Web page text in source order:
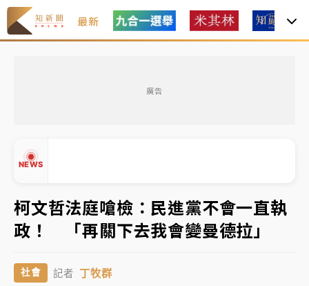
最新
廣告
NEWS
有片｜
連根拔起
中颱白海豚風雨來了！中部以北防豪雨 今晚、明天影
響最劇烈
白海豚逼近！北市水門只出不進 未移置車輛最高罰
柯文哲法庭嗆檢：民進黨不會一直執
政！ 「再關下去我會變曼德拉」
社會 記者 丁牧群